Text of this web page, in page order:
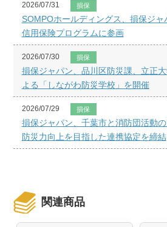
2026/07/31 損保
SOMPOホールディングス、損保ジ
信用保険プログラムに参画
2026/07/30 損保
損保ジャパン、品川区防災課、立正
よる「しながわ防災学校」を開催
2026/07/29 損保
損保ジャパン、千葉市と消防団活動
防災力向上を目指した連携協定を締結
関連商品